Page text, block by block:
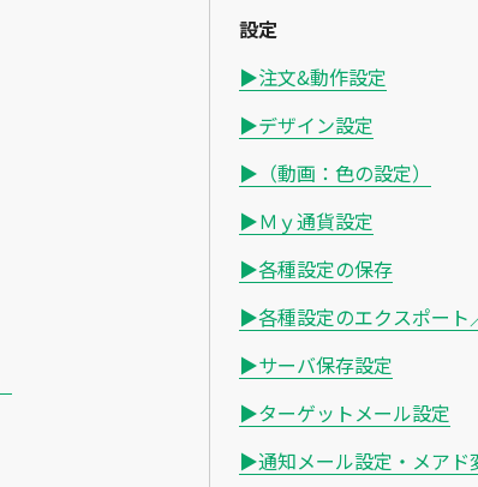
設定
▶注文&動作設定
▶デザイン設定
▶（動画：色の設定）
▶Ｍｙ通貨設定
▶各種設定の保存
▶各種設定のエクスポート
▶サーバ保存設定
▶ターゲットメール設定
▶通知メール設定・メアド